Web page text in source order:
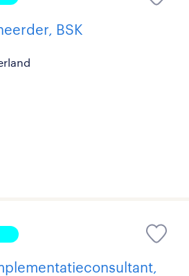
BSK